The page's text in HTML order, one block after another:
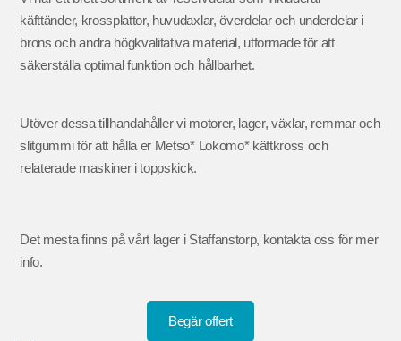
käfttänder, krossplattor, huvudaxlar, överdelar och underdelar i
brons och andra högkvalitativa material, utformade för att
säkerställa optimal funktion och hållbarhet.
Utöver dessa tillhandahåller vi motorer, lager, växlar, remmar och
slitgummi för att hålla er Metso* Lokomo* käftkross och
relaterade maskiner i toppskick.
Det mesta finns på vårt lager i Staffanstorp, kontakta oss för mer
info.
Begär offert